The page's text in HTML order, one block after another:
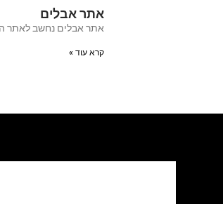
אתר אבלים
אתר אבלים נחשב לאתר הנפוץ בישראל
קרא עוד »